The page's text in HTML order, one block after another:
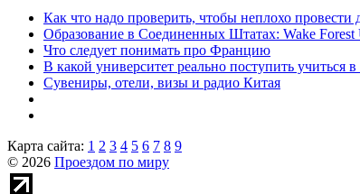
Как что надо проверить, чтобы неплохо
Образование в Соединенных Штатах: Wake Forest
Что следует понимать про Францию
В какой университет реально поступить
Сувениры, отели, визы и радио Китая
Карта сайта: 1 2 3 4 5 6 7 8 9
© 2026 Проездом по миру